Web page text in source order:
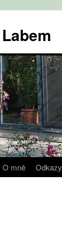
O mně Odkazy